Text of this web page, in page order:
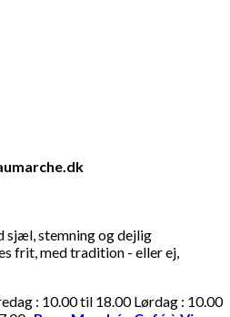
sjæl, stemning og dejlig
frit, med tradition - eller ej,
: 10.00 til 18.00 Lørdag : 10.00